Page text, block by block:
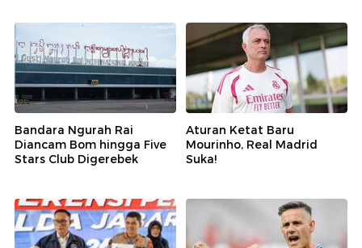
Bandara Ngurah Rai
Diancam Bom hingga Five
Stars Club Digerebek
Aturan Ketat Baru
Mourinho, Real Madrid
Suka!